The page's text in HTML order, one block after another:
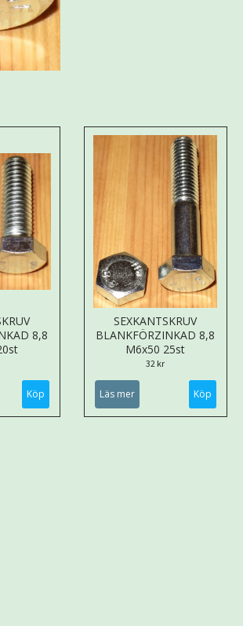
8,8
SEXKANTSKRUV
BLANKFÖRZINKAD 8,8
M6x50 25st
32 kr
Läs mer